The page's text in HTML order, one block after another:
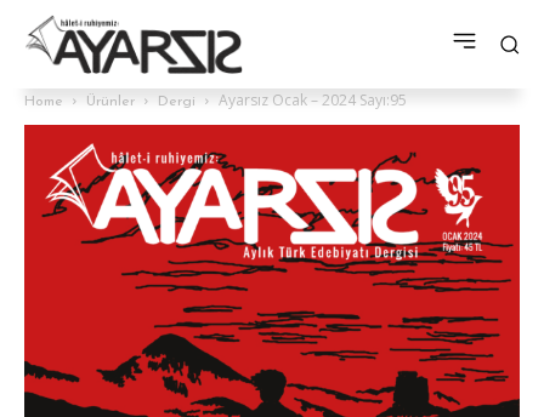
Home Ürünler Dergi Ayarsız Ocak – 2024 Sayı:95